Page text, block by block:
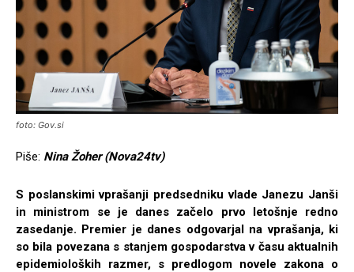
foto: Gov.si
Piše: Nina Žoher (Nova24tv)
S poslanskimi vprašanji predsedniku vlade Janezu Janši
in ministrom se je danes začelo prvo letošnje redno
zasedanje. Premier je danes odgovarjal na vprašanja, ki
so bila povezana s stanjem gospodarstva v času aktualnih
epidemioloških razmer, s predlogom novele zakona o